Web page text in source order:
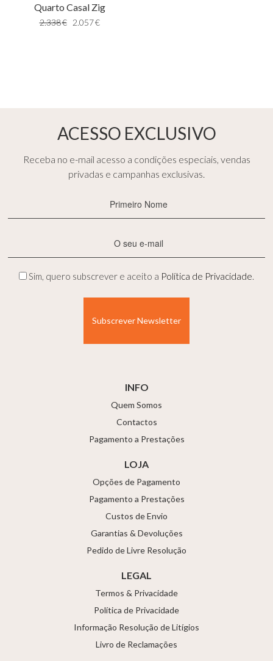
Quarto Casal Zig
2.338€ 2.057€
ACESSO EXCLUSIVO
Receba no e-mail acesso a condições especiais, vendas
privadas e campanhas exclusivas.
Nome
mail
Privacidade
Sim, quero subscrever e aceito a Política de Privacidade.
INFO
Quem Somos
Contactos
Pagamento a Prestações
LOJA
Opções de Pagamento
Pagamento a Prestações
Custos de Envio
Garantias & Devoluções
Pedido de Livre Resolução
LEGAL
Termos & Privacidade
Política de Privacidade
Informação Resolução de Litígios
Livro de Reclamações